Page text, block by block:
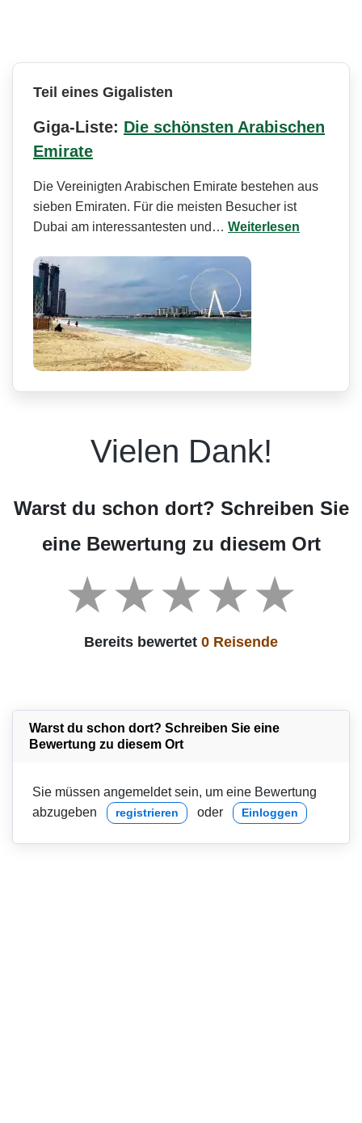
Teil eines Gigalisten
Giga-Liste: Die schönsten Arabischen
Emirate
Die Vereinigten Arabischen Emirate bestehen aus
sieben Emiraten. Für die meisten Besucher ist
Dubai am interessantesten und… Weiterlesen
Vielen Dank!
Warst du schon dort? Schreiben Sie
eine Bewertung zu diesem Ort
Bereits bewertet 0 Reisende
Warst du schon dort? Schreiben Sie eine
Bewertung zu diesem Ort
Sie müssen angemeldet sein, um eine Bewertung
abzugeben
registrieren oder Einloggen